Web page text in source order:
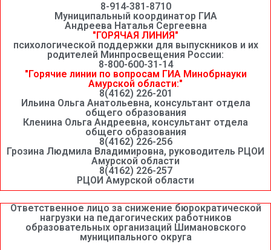
8-914-381-8710
Муниципальный координатор ГИА
Андреева Наталья Сергеевна
"ГОРЯЧАЯ ЛИНИЯ"
психологической поддержки для выпускников и их
родителей Минпросвещения России:
8-800-600-31-14
"Горячие линии по вопросам ГИА Минобрнауки
Амурской области:"
8(4162) 226-201
Ильина Ольга Анатольевна, консультант отдела
общего образования
Кленина Ольга Андреевна, консультант отдела
общего образования
8(4162) 226-256
Грозина Людмила Владимировна, руководитель РЦОИ
Амурской области
8(4162) 226-257
РЦОИ Амурской области
Ответственное лицо за снижение бюрократической
нагрузки на педагогических работников
образовательных организаций Шимановского
муниципального округа